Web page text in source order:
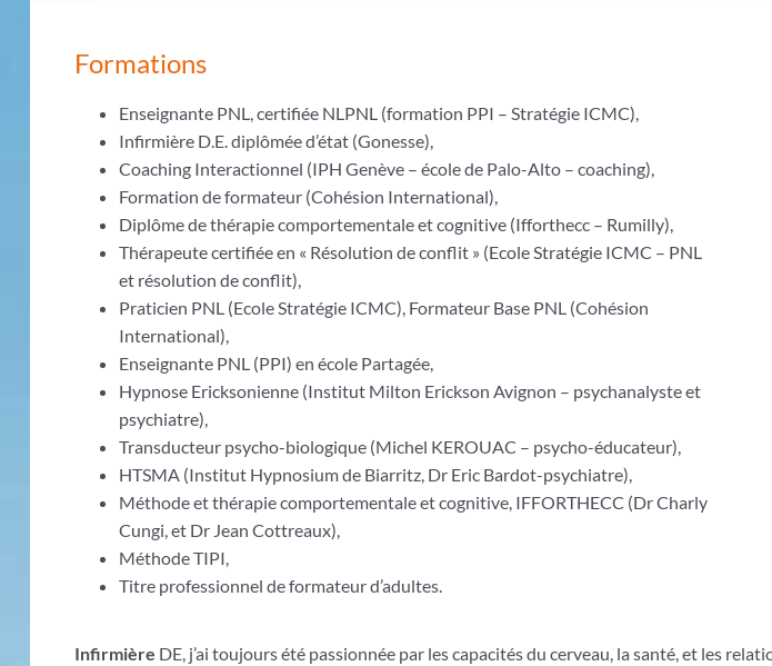
Formations
Enseignante PNL, certifiée NLPNL (formation PPI – Stratégie ICMC),
Infirmière D.E. diplômée d’état (Gonesse),
Coaching Interactionnel (IPH Genève – école de Palo-Alto – coaching),
Formation de formateur (Cohésion International),
Diplôme de thérapie comportementale et cognitive (Ifforthecc – Rumilly),
Thérapeute certifiée en « Résolution de conflit » (Ecole Stratégie ICMC – PNL
et résolution de conflit),
Praticien PNL (Ecole Stratégie ICMC), Formateur Base PNL (Cohésion
International),
Enseignante PNL (PPI) en école Partagée,
Hypnose Ericksonienne (Institut Milton Erickson Avignon – psychanalyste et
psychiatre),
Transducteur psycho-biologique (Michel KEROUAC – psycho-éducateur),
HTSMA (Institut Hypnosium de Biarritz, Dr Eric Bardot-psychiatre),
Méthode et thérapie comportementale et cognitive, IFFORTHECC (Dr Charly
Cungi, et Dr Jean Cottreaux),
Méthode TIPI,
Titre professionnel de formateur d’adultes.
Infirmière DE, j’ai toujours été passionnée par les capacités du cerveau, la santé, et les